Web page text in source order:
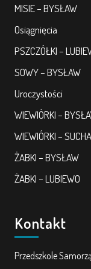
MISIE – BYSŁAW
Osiągnięcia
PSZCZÓŁKI –
SOWY – BYSŁAW
Uroczystości
WIEWIÓRKI –
WIEWIÓRKI – SUCHA
ŻABKI – BYSŁAW
ŻABKI – LUBIEWO
Kontakt
Przedszkole